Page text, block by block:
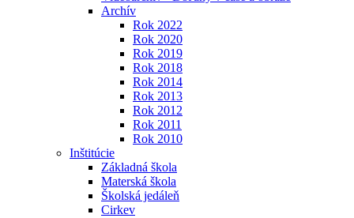
Archív
Rok 2022
Rok 2020
Rok 2019
Rok 2018
Rok 2014
Rok 2013
Rok 2012
Rok 2011
Rok 2010
Inštitúcie
Základná škola
Materská škola
Školská jedáleň
Cirkev